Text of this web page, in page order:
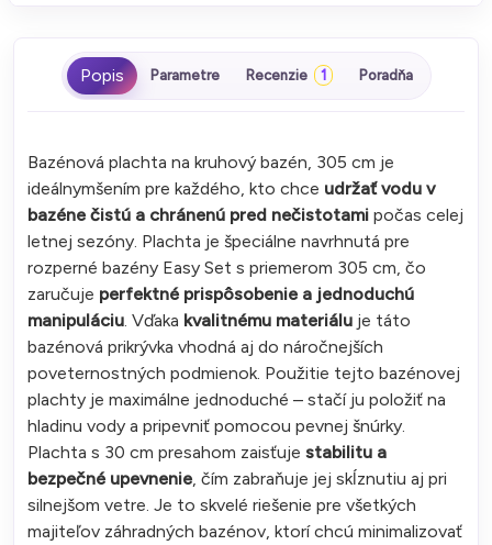
Parametre Recenzie 1 Poradňa
Bazénová plachta na kruhový bazén, 305 cm je
ideálnymšením pre každého, kto chce udržať vodu v
bazéne čistú a chránenú pred nečistotami počas celej
letnej sezóny. Plachta je špeciálne navrhnutá pre
rozperné bazény Easy Set s priemerom 305 cm, čo
zaručuje perfektné prispôsobenie a jednoduchú
manipuláciu . Vďaka kvalitnému materiálu je táto
bazénová prikrývka vhodná aj do náročnejších
poveternostných podmienok. Použitie tejto bazénovej
plachty je maximálne jednoduché – stačí ju položiť na
hladinu vody a pripevniť pomocou pevnej šnúrky.
Plachta s 30 cm presahom zaisťuje stabilitu a
bezpečné upevnenie , čím zabraňuje jej skĺznutiu aj pri
silnejšom vetre. Je to skvelé riešenie pre všetkých
majiteľov záhradných bazénov, ktorí chcú minimalizovať